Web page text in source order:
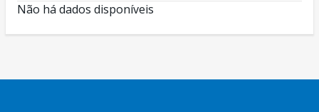
Não há dados disponíveis